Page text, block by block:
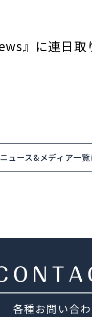
』に連日取
ニュース&メディア一
各種お問い合